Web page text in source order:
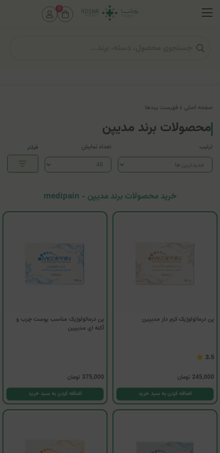
صفحه اصلی فهرست برندها
محصولات برند مدیپن
ترتیب تعداد نمایش فیلتر
خرید محصولات برند مدیپن - medipain
پن درماتولوژیک کرم دار مدیپین
3.5
245,000 تومان
اضافه کردن به سبد خرید
پن درماتولوژیک مناسب پوست چرب و
آکنه ای مدیپین
375,000 تومان
اضافه کردن به سبد خرید
0